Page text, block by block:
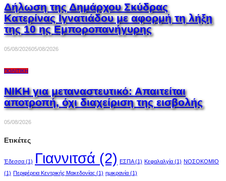
Δήλωση της Δημάρχου Σκύδρας
Κατερίνας Ιγνατιάδου με αφορμή τη λήξη
της 10 ης Εμποροπανήγυρης
05/08/202605/08/2026
ΠΟΛΙΤΙΚΉ
ΝΙΚΗ για μεταναστευτικό: Απαιτείται
αποτροπή, όχι διαχείριση της εισβολής
05/08/2026
Ετικέτες
Έδεσσα (1) Γιαννιτσά (2) ΕΣΠΑ(1) Κεφαλαλγία (1) ΝΟΣΟΚΟΜΙΟ
(1) Περιφέρεια Κεντρικής Μακεδονίας (1) ημικρανία (1)